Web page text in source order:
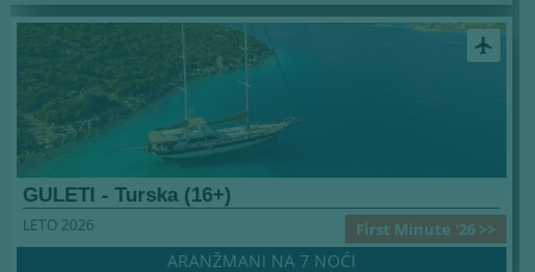
airplanemode_active
GULETI - Turska (16+)
First Minute '26 >>
LETO 2026
ARANŽMANI NA 7 NOĆI